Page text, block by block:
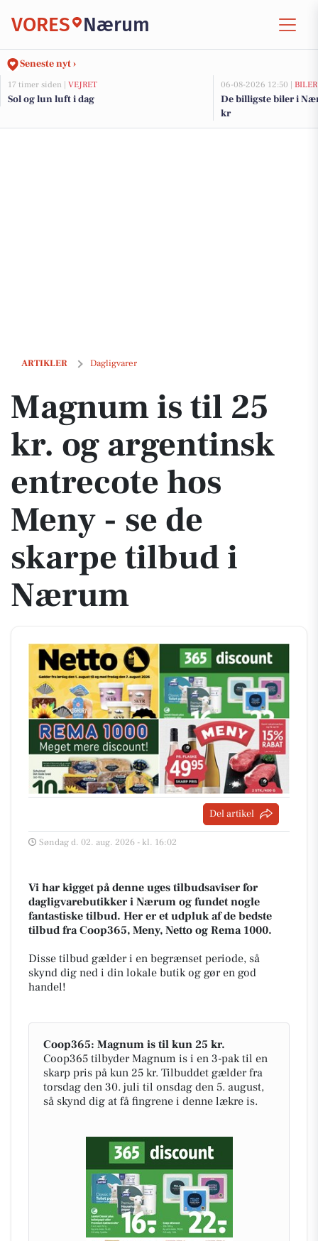
VORES Nærum
Seneste nyt ›
17 timer siden | VEJRET
Sol og lun luft i dag
06-08-2026 12:50 | BILER
De billigste biler i
kr
ARTIKLER Dagligvarer
Magnum is til 25 kr. og argentinsk entrecote hos Meny - se de
Magnum is til 25
kr. og argentinsk
entrecote hos
Meny - se de
skarpe tilbud i
Nærum
Del artikel
Søndag d. 02. aug. 2026 - kl. 16:02
Vi har kigget på denne uges tilbudsaviser for
dagligvarebutikker i Nærum og fundet nogle
fantastiske tilbud. Her er et udpluk af de bedste
tilbud fra Coop365, Meny, Netto og Rema 1000.
Disse tilbud gælder i en begrænset periode, så
skynd dig ned i din lokale butik og gør en god
handel!
Coop365: Magnum is til kun 25 kr.
Coop365 tilbyder Magnum is i en 3-pak til en
skarp pris på kun 25 kr. Tilbuddet gælder fra
torsdag den 30. juli til onsdag den 5. august,
så skynd dig at få fingrene i denne lækre is.